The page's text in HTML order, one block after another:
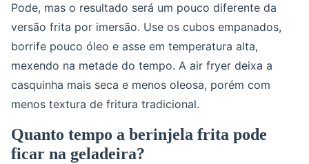
Pode, mas o resultado será um pouco diferente da
versão frita por imersão. Use os cubos empanados,
borrife pouco óleo e asse em temperatura alta,
mexendo na metade do tempo. A air fryer deixa a
casquinha mais seca e menos oleosa, porém com
menos textura de fritura tradicional.
Quanto tempo a berinjela frita pode
ficar na geladeira?